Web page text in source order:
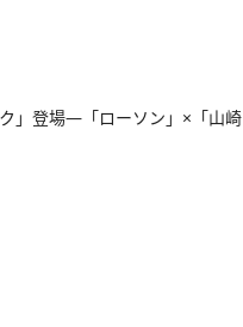
」登場―「ローソン」×「山崎